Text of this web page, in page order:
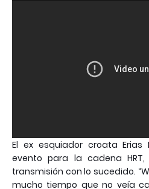
El ex esquiador croata Erias
evento para la cadena
transmisión con lo sucedido.
mucho tiempo que no veía